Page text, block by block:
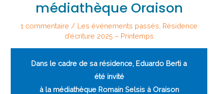
médiathèque Oraison
1 commentaire / Les événements passés Résidence
d’écriture 2025 – Printemps
Dans le cadre de sa résidence, Eduardo Berti a
été invité
à la médiathèque Romain Selsis à Oraison